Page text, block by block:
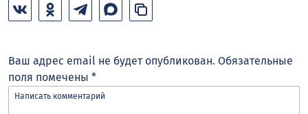
Ваш адрес email не будет опубликован. Обязательные
поля помечены *